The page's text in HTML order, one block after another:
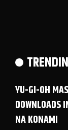
YU-GI-OH
DOWNLOADS
NA KONAMI